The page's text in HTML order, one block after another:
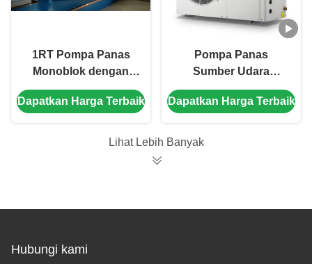
1RT Pompa Panas
Monoblok dengan
Pasokan Listrik 220V /
50Hz dan Desain
Rumah dan kolam
Dapatkan Harga Terbaik
Pompa Panas
Sumber Udara
Monoblok 3HP
dengan Shell in Coil
220V/60Hz untuk
Dapatkan Harga Terbaik
Lihat Lebih Banyak
Hubungi kami